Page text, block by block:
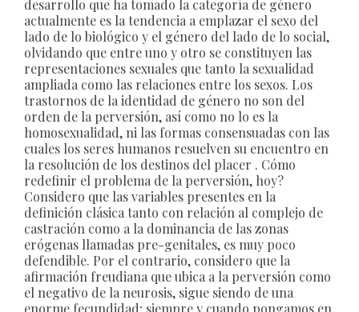
desarrollo que ha tomado la categoría de género
actualmente es la tendencia a emplazar el sexo del
lado de lo biológico y el género del lado de lo social,
olvidando que entre uno y otro se constituyen las
representaciones sexuales que tanto la sexualidad
ampliada como las relaciones entre los sexos. Los
trastornos de la identidad de género no son del
orden de la perversión, así como no lo es la
homosexualidad, ni las formas consensuadas con las
cuales los seres humanos resuelven su encuentro en
la resolución de los destinos del placer . Cómo
redefinir el problema de la perversión, hoy?
Considero que las variables presentes en la
definición clásica tanto con relación al complejo de
castración como a la dominancia de las zonas
erógenas llamadas pre-genitales, es muy poco
defendible. Por el contrario, considero que la
afirmación freudiana que ubica a la perversión como
el negativo de la neurosis, sigue siendo de una
enorme fecundidad; siempre y cuando pongamos en